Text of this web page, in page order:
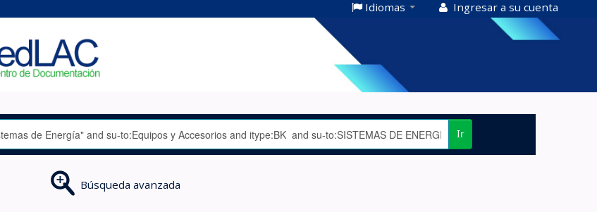
Idiomas Ingresar a su cuenta
Ir
Búsqueda avanzada